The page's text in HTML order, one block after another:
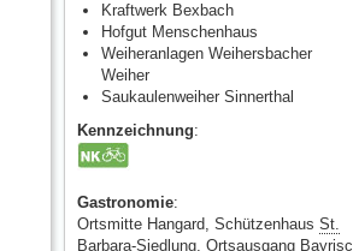
Kraftwerk Bexbach
Hofgut Menschenhaus
Weiheranlagen Weihersbacher
Weiher
Saukaulenweiher Sinnerthal
Kennzeichnung:
Gastronomie:
Ortsmitte Hangard, Schützenhaus St.
Barbara-Siedlung, Ortsausgang